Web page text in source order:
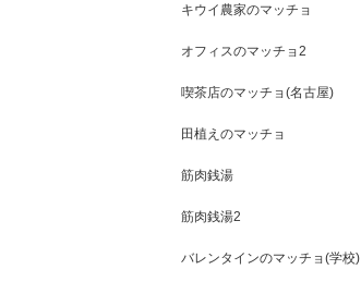
キウイ農家のマッチョ
オフィスのマッチョ2
喫茶店のマッチョ(名古屋)
田植えのマッチョ
筋肉銭湯
筋肉銭湯2
バレンタインのマッチョ(学校)